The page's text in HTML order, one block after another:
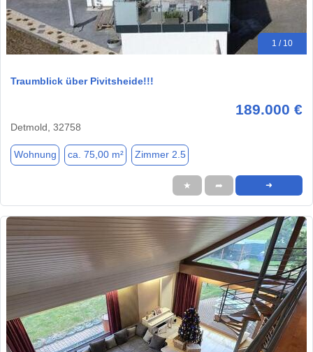
1 / 10
Traumblick über Pivitsheide!!!
189.000 €
Detmold, 32758
Wohnung ca. 75,00 m² Zimmer 2.5
★ ➦ ➜